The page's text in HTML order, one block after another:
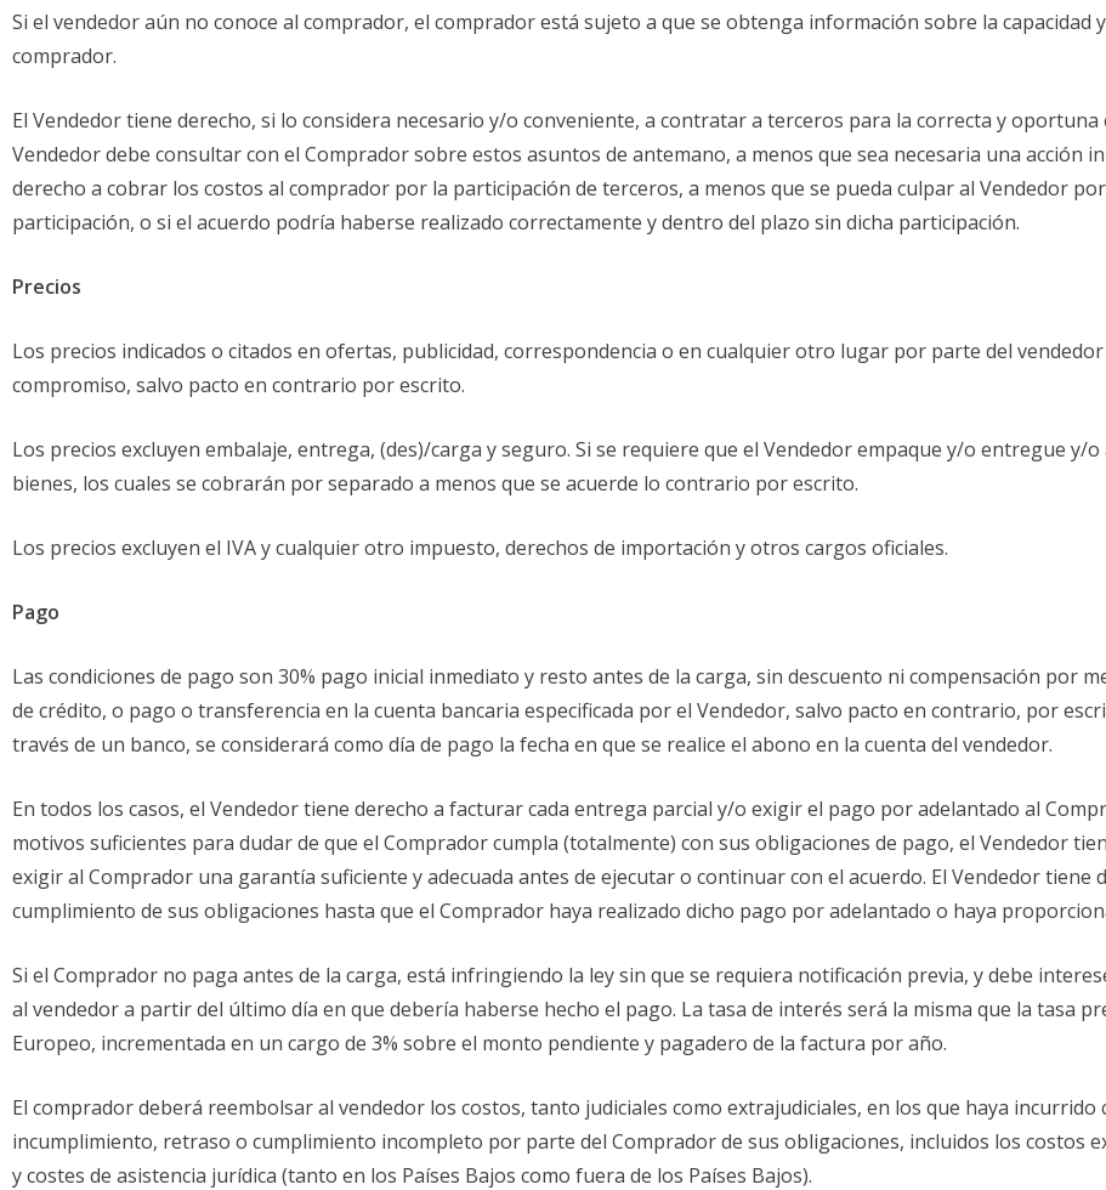
Si el vendedor aún no conoce al comprador, el comprador está sujeto a que se obtenga información sobre la capacidad
comprador.
El Vendedor tiene derecho, si lo considera necesario y/o conveniente, a contratar a terceros para la correcta y oportuna
Vendedor debe consultar con el Comprador sobre estos asuntos de antemano, a menos que sea necesaria una acción
derecho a cobrar los costos al comprador por la participación de terceros, a menos que se pueda culpar al Vendedor
participación, o si el acuerdo podría haberse realizado correctamente y dentro del plazo sin dicha participación.
Precios
Los precios indicados o citados en ofertas, publicidad, correspondencia o en cualquier otro lugar por parte del vendedor
compromiso, salvo pacto en contrario por escrito.
Los precios excluyen embalaje, entrega, (des)/carga y seguro. Si se requiere que el Vendedor empaque y/o entregue y/
bienes, los cuales se cobrarán por separado a menos que se acuerde lo contrario por escrito.
Los precios excluyen el IVA y cualquier otro impuesto, derechos de importación y otros cargos oficiales.
Pago
Las condiciones de pago son 30% pago inicial inmediato y resto antes de la carga, sin descuento ni compensación por
de crédito, o pago o transferencia en la cuenta bancaria especificada por el Vendedor, salvo pacto en contrario, por
través de un banco, se considerará como día de pago la fecha en que se realice el abono en la cuenta del vendedor.
En todos los casos, el Vendedor tiene derecho a facturar cada entrega parcial y/o exigir el pago por adelantado al
motivos suficientes para dudar de que el Comprador cumpla (totalmente) con sus obligaciones de pago, el Vendedor
exigir al Comprador una garantía suficiente y adecuada antes de ejecutar o continuar con el acuerdo. El Vendedor tiene
cumplimiento de sus obligaciones hasta que el Comprador haya realizado dicho pago por adelantado o haya
Si el Comprador no paga antes de la carga, está infringiendo la ley sin que se requiera notificación previa, y debe
al vendedor a partir del último día en que debería haberse hecho el pago. La tasa de interés será la misma que la tasa
Europeo, incrementada en un cargo de 3% sobre el monto pendiente y pagadero de la factura por año.
El comprador deberá reembolsar al vendedor los costos, tanto judiciales como extrajudiciales, en los que haya incurrido
incumplimiento, retraso o cumplimiento incompleto por parte del Comprador de sus obligaciones, incluidos los costos
y costes de asistencia jurídica (tanto en los Países Bajos como fuera de los Países Bajos).